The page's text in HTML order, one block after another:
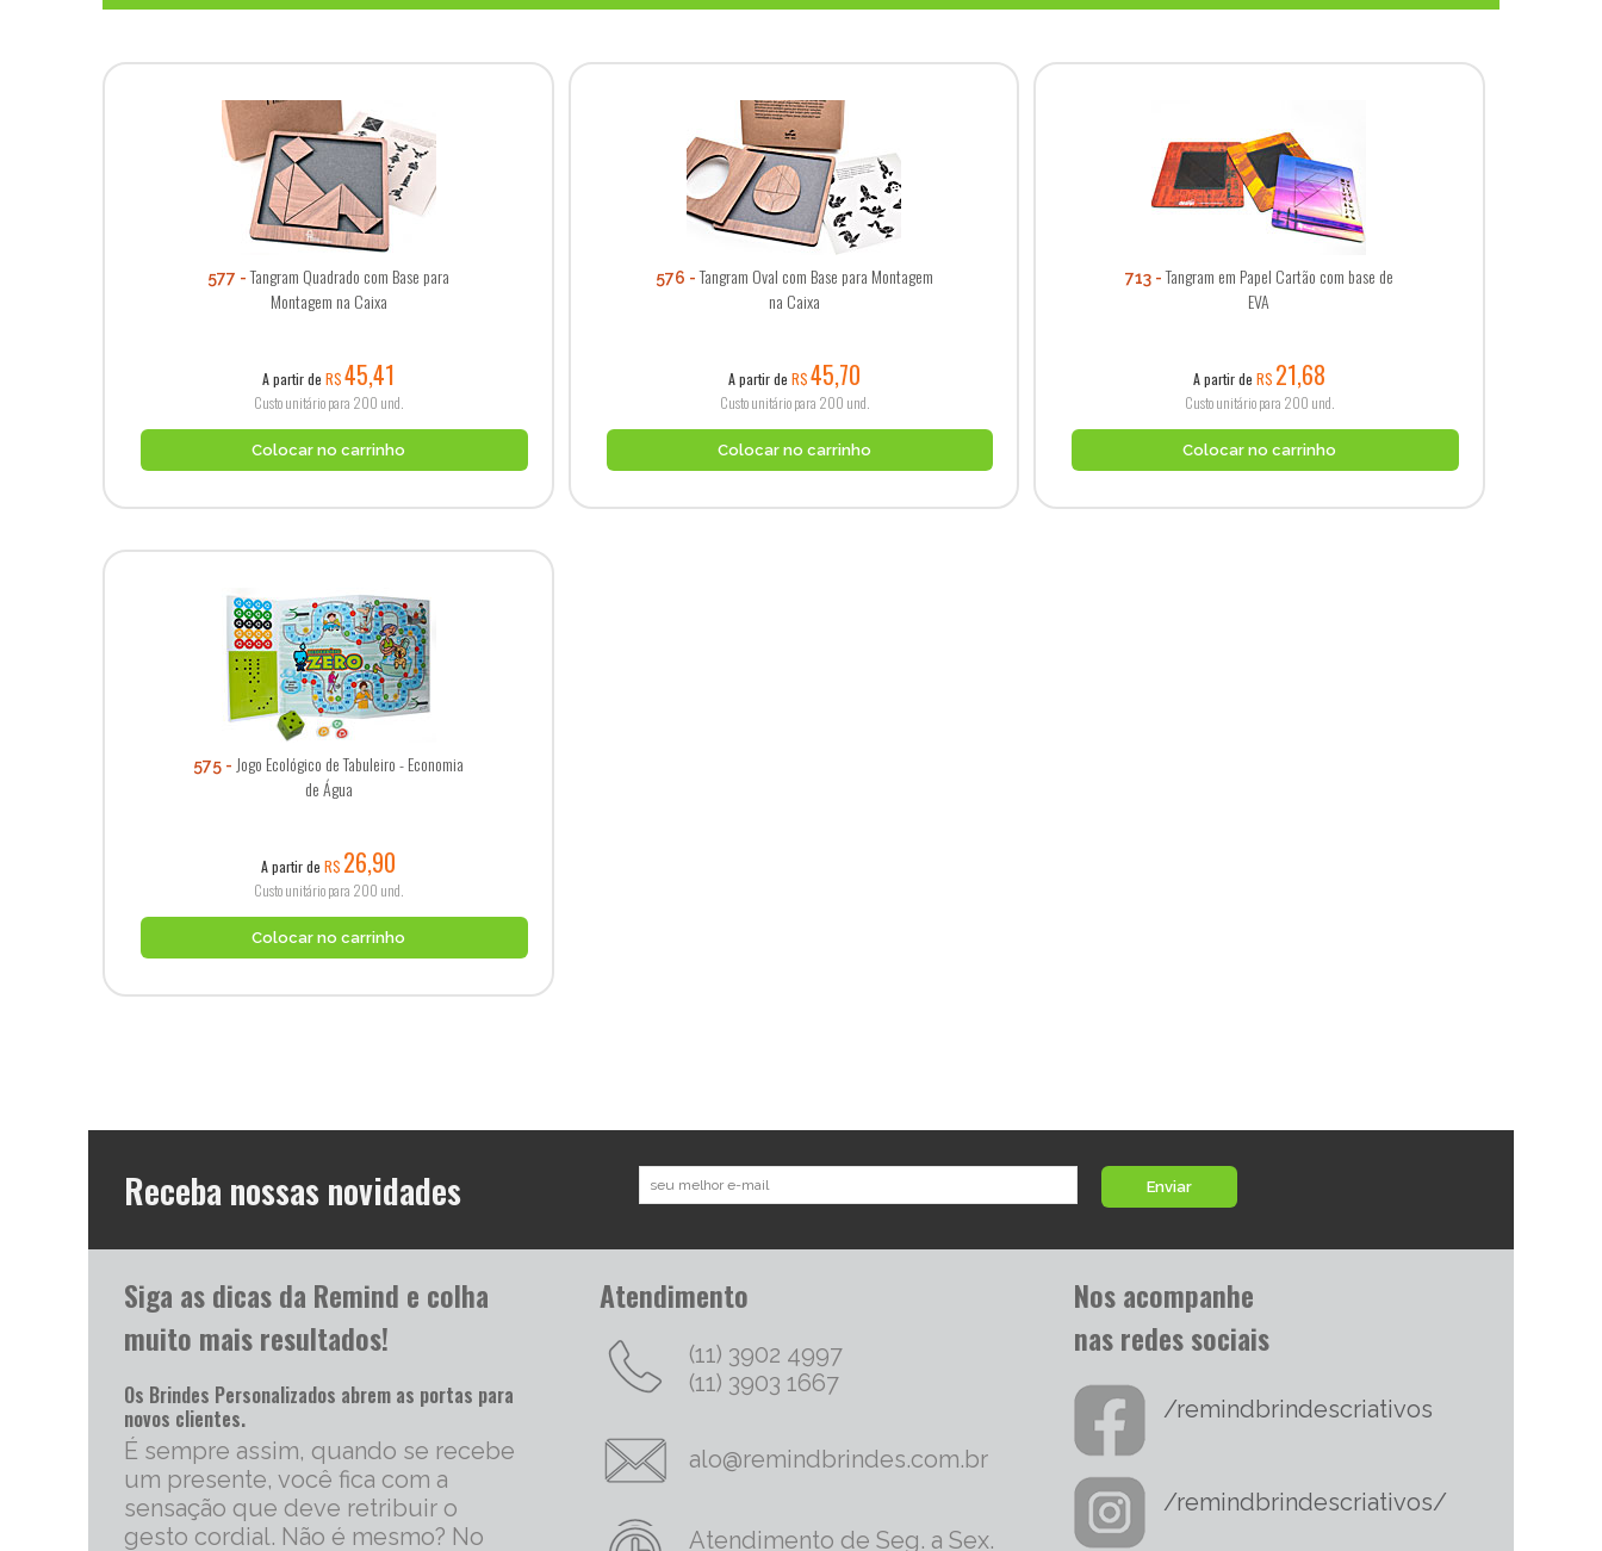
577
Tangram Quadrado com Base para
Montagem na Caixa
A partir deR$45,41
Custo unitário para 200 und.
Colocar no carrinho
576
Tangram Oval com Base para Montagem
na Caixa
A partir de R$45,70
Custo unitário para 200 und.
Colocar no carrinho
713
Tangram em Papel Cartão com base de
EVA
A partir de R$ 21,68
Custo unitário para 200 und.
Colocar no carrinho
575
Jogo Ecológico de Tabuleiro - Economia
de Água
A partir deR$ 26,90
Custo unitário para 200 und.
Colocar no carrinho
Receba nossas novidades Enviar
Siga as dicas da Remind e colha
muito mais resultados!
Os Brindes Personalizados abrem as portas para
novos clientes.
É sempre assim, quando se recebe
um presente, você fica com a
sensação que deve retribuir o
gesto cordial. Não é mesmo? No
Atendimento
(11) 3902 4997
(11) 3903 1667
alo@remindbrindes.com.br
Atendimento de Seg. a Sex.
Nos acompanhe
nas redes sociais
/remindbrindescriativos
/remindbrindescriativos/